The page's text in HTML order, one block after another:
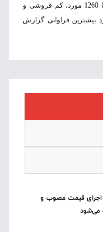
گران فروشی با 1260 مورد، کم فروشی و
184 مورد و عدم درج قیمت با 129 مورد بیشترین فراوانی گزارش
اجرای قیمت مصوب و
می‌شود